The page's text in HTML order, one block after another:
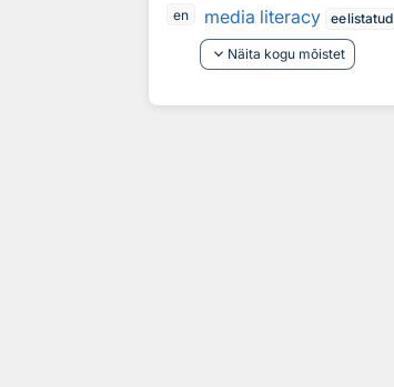
en
media literacy eelistatud
keyboard_arrow_down Näita kogu mõistet